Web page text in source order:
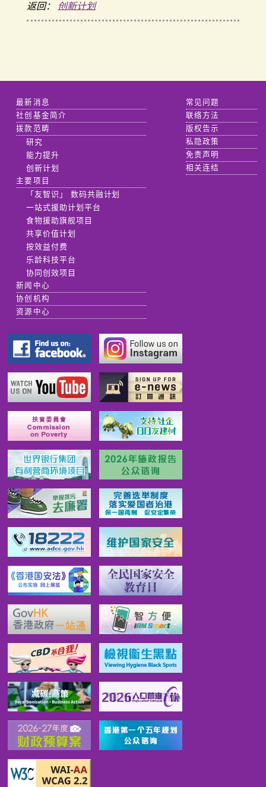
返回： 创新计划
最新消息
社创基金简介
拨款范畴
研究
能力提升
创新计划
主要项目
「友智识」 数码共融计划
一站式援助计划平台
食物援助旗舰项目
共享价值计划
按效益付费
乐龄科技平台
协同创效项目
新闻中心
协创机构
资源中心
常见问题
联络方法
版权告示
私隐政策
免责声明
相关连结